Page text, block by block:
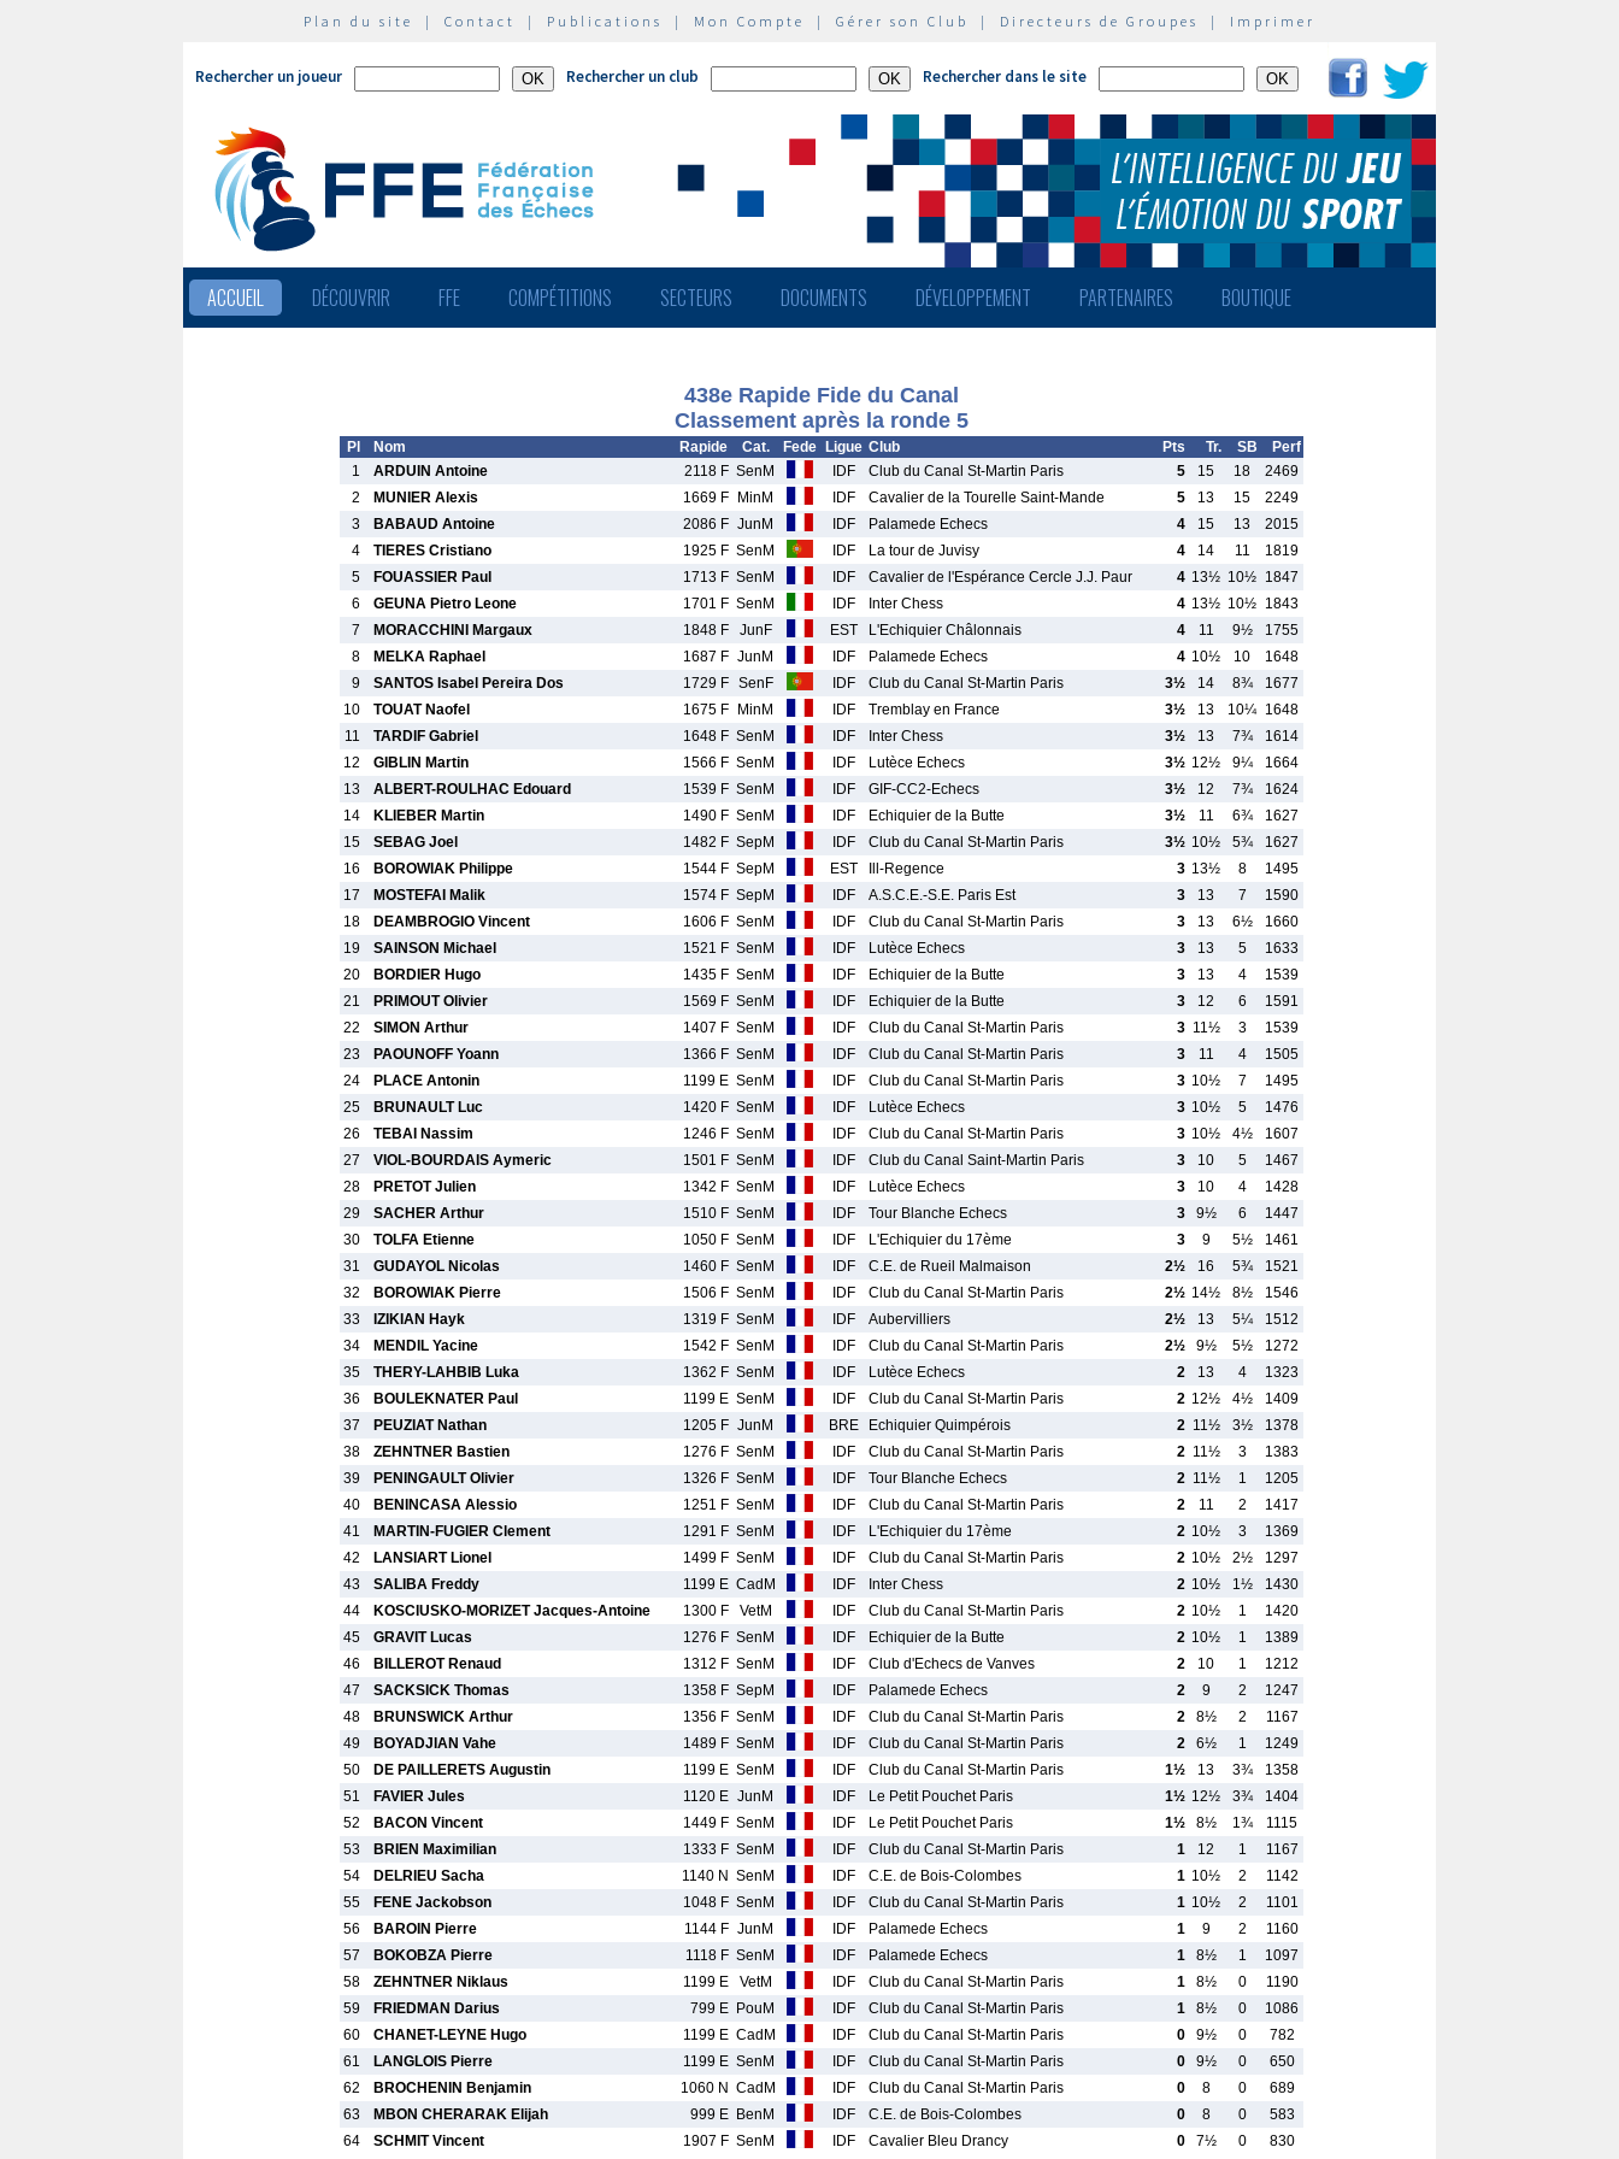
Plan du site | Contact | Publications | Mon Compte | Gérer son Club | Directeurs de Groupes | Imprimer
Rechercher un joueur Rechercher un club Rechercher dans le site
ACCUEIL DÉCOUVRIR FFE COMPÉTITIONS SECTEURS DOCUMENTS DÉVELOPPEMENT PARTENAIRES BOUTIQUE
438e Rapide Fide du Canal
Classement après la ronde 5
Pl Nom Rapide Cat. Fede Ligue Club Pts Tr. SB
Perf
1
ARDUIN Antoine 2118 F SenM IDF Club du Canal St-Martin Paris 5 15 18
2469
2
MUNIER Alexis 1669 F MinM IDF Cavalier de la Tourelle Saint-Mande 5 13 15
2249
3
BABAUD Antoine 2086 F JunM IDF Palamede Echecs 4 15 13
2015
4
TIERES Cristiano 1925 F SenM IDF La tour de Juvisy 4 14 11
1819
5
FOUASSIER Paul 1713 F SenM IDF Cavalier de l'Espérance Cercle J.J. Paur 4 13½ 10½ 1847
6
GEUNA Pietro Leone 1701 F SenM IDF Inter Chess 4 13½ 10½ 1843
7
MORACCHINI Margaux 1848 F JunF EST L'Echiquier Châlonnais 4 11 9½
1755
8
MELKA Raphael 1687 F JunM IDF Palamede Echecs 4 10½ 10
1648
9
SANTOS Isabel Pereira Dos 1729 F SenF IDF Club du Canal St-Martin Paris 3½ 14 8¾
1677
10
TOUAT Naofel 1675 F MinM IDF Tremblay en France 3½ 13 10¼ 1648
11
TARDIF Gabriel 1648 F SenM IDF Inter Chess 3½ 13 7¾
1614
12
GIBLIN Martin 1566 F SenM IDF Lutèce Echecs 3½ 12½ 9¼
1664
13
ALBERT-ROULHAC Edouard 1539 F SenM IDF GIF-CC2-Echecs 3½ 12 7¾
1624
14
KLIEBER Martin 1490 F SenM IDF Echiquier de la Butte 3½ 11 6¾
1627
15
SEBAG Joel 1482 F SepM IDF Club du Canal St-Martin Paris 3½ 10½ 5¾
1627
16
BOROWIAK Philippe 1544 F SepM EST Ill-Regence 3 13½ 8
1495
17
MOSTEFAI Malik 1574 F SepM IDF A.S.C.E.-S.E. Paris Est 3 13 7
1590
18
DEAMBROGIO Vincent 1606 F SenM IDF Club du Canal St-Martin Paris 3 13 6½
1660
19
SAINSON Michael 1521 F SenM IDF Lutèce Echecs 3 13 5
1633
20
BORDIER Hugo 1435 F SenM IDF Echiquier de la Butte 3 13 4
1539
21
PRIMOUT Olivier 1569 F SenM IDF Echiquier de la Butte 3 12 6
1591
22
SIMON Arthur 1407 F SenM IDF Club du Canal St-Martin Paris 3 11½ 3
1539
23
PAOUNOFF Yoann 1366 F SenM IDF Club du Canal St-Martin Paris 3 11 4
1505
24
PLACE Antonin 1199 E SenM IDF Club du Canal St-Martin Paris 3 10½ 7
1495
25
BRUNAULT Luc 1420 F SenM IDF Lutèce Echecs 3 10½ 5
1476
26
TEBAI Nassim 1246 F SenM IDF Club du Canal St-Martin Paris 3 10½ 4½
1607
27
VIOL-BOURDAIS Aymeric 1501 F SenM IDF Club du Canal Saint-Martin Paris 3 10 5
1467
28
PRETOT Julien 1342 F SenM IDF Lutèce Echecs 3 10 4
1428
29
SACHER Arthur 1510 F SenM IDF Tour Blanche Echecs 3 9½ 6
1447
30
TOLFA Etienne 1050 F SenM IDF L'Echiquier du 17ème 3 9 5½
1461
31
GUDAYOL Nicolas 1460 F SenM IDF C.E. de Rueil Malmaison 2½ 16 5¾
1521
32
BOROWIAK Pierre 1506 F SenM IDF Club du Canal St-Martin Paris 2½ 14½ 8½
1546
33
IZIKIAN Hayk 1319 F SenM IDF Aubervilliers 2½ 13 5¼
1512
34
MENDIL Yacine 1542 F SenM IDF Club du Canal St-Martin Paris 2½ 9½ 5½
1272
35
THERY-LAHBIB Luka 1362 F SenM IDF Lutèce Echecs 2 13 4
1323
36
BOULEKNATER Paul 1199 E SenM IDF Club du Canal St-Martin Paris 2 12½ 4½
1409
37
PEUZIAT Nathan 1205 F JunM BRE Echiquier Quimpérois 2 11½ 3½
1378
38
ZEHNTNER Bastien 1276 F SenM IDF Club du Canal St-Martin Paris 2 11½ 3
1383
39
PENINGAULT Olivier 1326 F SenM IDF Tour Blanche Echecs 2 11½ 1
1205
40
BENINCASA Alessio 1251 F SenM IDF Club du Canal St-Martin Paris 2 11 2
1417
41
MARTIN-FUGIER Clement 1291 F SenM IDF L'Echiquier du 17ème 2 10½ 3
1369
42
LANSIART Lionel 1499 F SenM IDF Club du Canal St-Martin Paris 2 10½ 2½
1297
43
SALIBA Freddy 1199 E CadM IDF Inter Chess 2 10½ 1½
1430
44
KOSCIUSKO-MORIZET Jacques-Antoine 1300 F VetM IDF Club du Canal St-Martin Paris 2 10½ 1
1420
45
GRAVIT Lucas 1276 F SenM IDF Echiquier de la Butte 2 10½ 1
1389
46
BILLEROT Renaud 1312 F SenM IDF Club d'Echecs de Vanves 2 10 1
1212
47
SACKSICK Thomas 1358 F SepM IDF Palamede Echecs 2 9 2
1247
48
BRUNSWICK Arthur 1356 F SenM IDF Club du Canal St-Martin Paris 2 8½ 2
1167
49
BOYADJIAN Vahe 1489 F SenM IDF Club du Canal St-Martin Paris 2 6½ 1
1249
50
DE PAILLERETS Augustin 1199 E SenM IDF Club du Canal St-Martin Paris 1½ 13 3¾
1358
51
FAVIER Jules 1120 E JunM IDF Le Petit Pouchet Paris 1½ 12½ 3¾
1404
52
BACON Vincent 1449 F SenM IDF Le Petit Pouchet Paris 1½ 8½ 1¾
1115
53
BRIEN Maximilian 1333 F SenM IDF Club du Canal St-Martin Paris 1 12 1
1167
54
DELRIEU Sacha 1140 N SenM IDF C.E. de Bois-Colombes 1 10½ 2
1142
55
FENE Jackobson 1048 F SenM IDF Club du Canal St-Martin Paris 1 10½ 2
1101
56
BAROIN Pierre 1144 F JunM IDF Palamede Echecs 1 9 2
1160
57
BOKOBZA Pierre 1118 F SenM IDF Palamede Echecs 1 8½ 1
1097
58
ZEHNTNER Niklaus 1199 E VetM IDF Club du Canal St-Martin Paris 1 8½ 0
1190
59
FRIEDMAN Darius 799 E PouM IDF Club du Canal St-Martin Paris 1 8½ 0
1086
60
CHANET-LEYNE Hugo 1199 E CadM IDF Club du Canal St-Martin Paris 0 9½ 0
782
61
LANGLOIS Pierre 1199 E SenM IDF Club du Canal St-Martin Paris 0 9½ 0
650
62
BROCHENIN Benjamin 1060 N CadM IDF Club du Canal St-Martin Paris 0 8 0
689
63
MBON CHERARAK Elijah 999 E BenM IDF C.E. de Bois-Colombes 0 8 0
583
64
SCHMIT Vincent 1907 F SenM IDF Cavalier Bleu Drancy 0 7½ 0 830